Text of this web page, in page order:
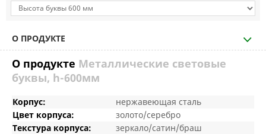
О ПРОДУКТЕ
О продукте Металлические световые
буквы, h-600мм
Корпус:
нержавеющая сталь
Цвет корпуса:
золото/серебро
Текстура корпуса:
зеркало/сатин/браш